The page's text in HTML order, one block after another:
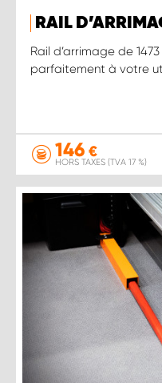
RAIL
Rail d’arrimage de
parfaitement à votre
146 €
HORS TAXES (TVA 17 %)